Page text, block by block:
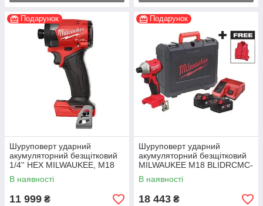
Подарунок
Шуруповерт ударний
акумуляторний безщітковий
1/4'' HEX MILWAUKEE, M18
FID3-0, 226Нм
В наявності
11 999 ₴
Подарунок
Шуруповерт ударний
акумуляторний безщітковий
MILWAUKEE M18 BLIDRCMC-
402C (190Нм) (+
заряд.пристрій, 2 акум., HD
В наявності
18 443 ₴